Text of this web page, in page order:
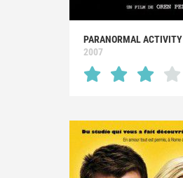
PARANORMAL ACTIVITY
2007